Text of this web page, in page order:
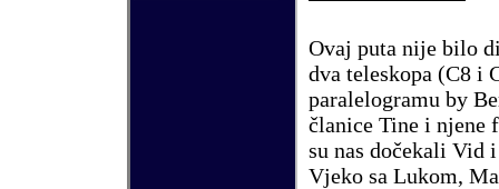
Ovaj puta nije bilo
dva teleskopa (C8 i
paralelogramu by
članice Tine i njene
su nas dočekali Vid i
Vjeko sa Lukom,